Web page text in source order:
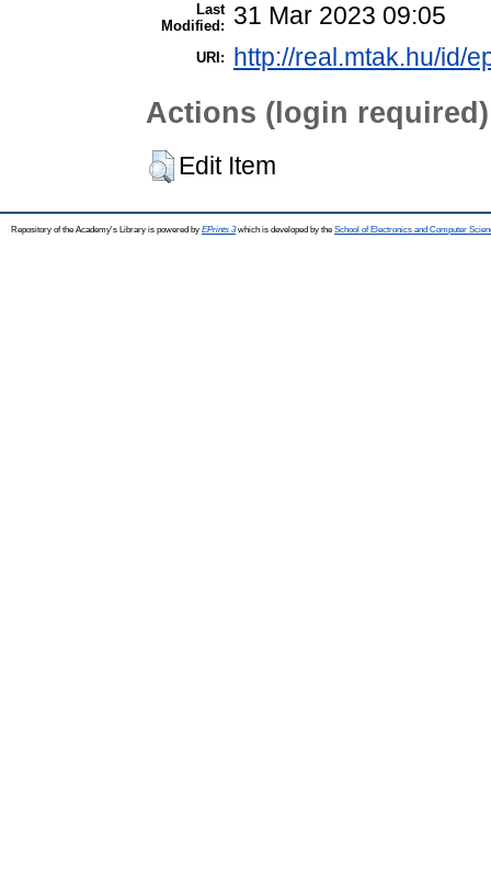
Last
Modified:
31 Mar 2023 09:05
URI: http://real.mtak.hu/id/
Actions (login required)
Edit Item
Repository of the Academy's Library is powered by EPrints 3which is developed by the School of Electronics and Computer